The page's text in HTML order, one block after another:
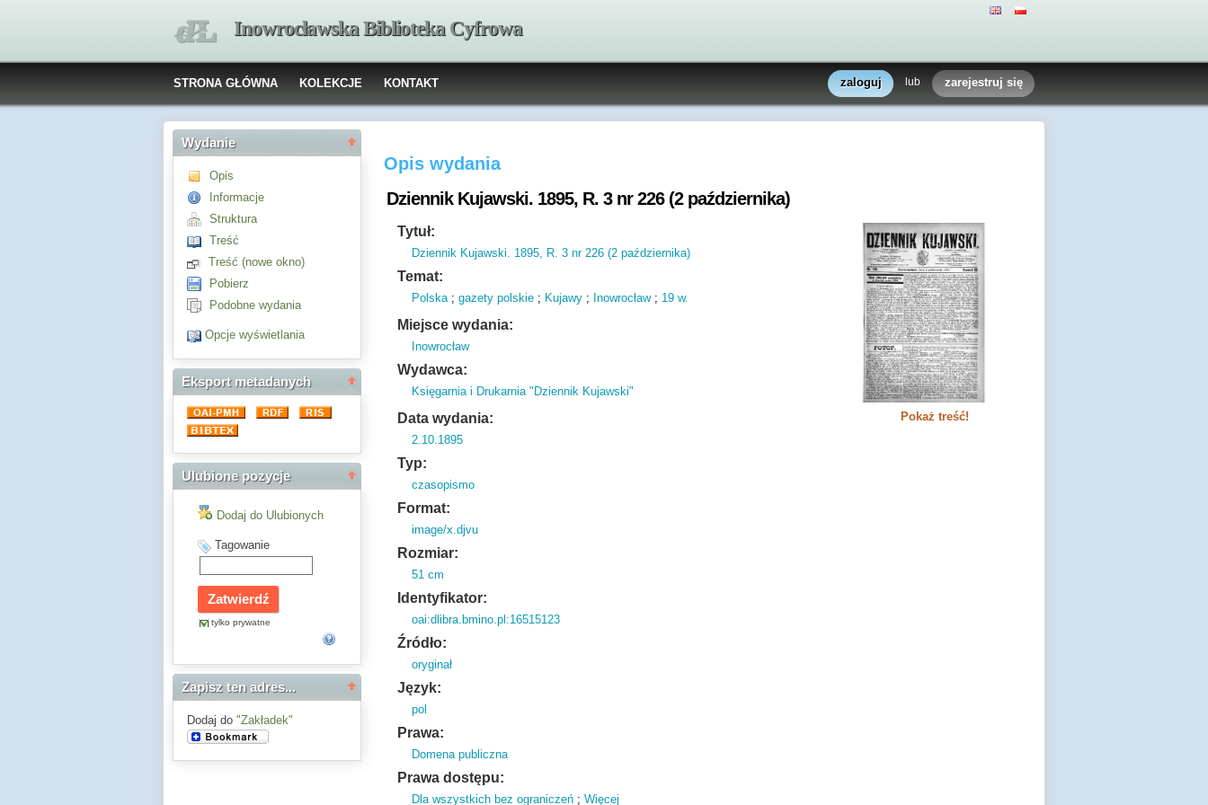
Inowrocławska Biblioteka Cyfrowa
STRONA GŁÓWNA KOLEKCJE KONTAKT zaloguj lub zarejestruj się
Wydanie
Opis
Informacje
Struktura
Treść
Treść (nowe okno)
Pobierz
Podobne wydania
Opcje wyświetlania
Eksport metadanych
Ulubione pozycje
Dodaj do Ulubionych
Tagowanie
tylko prywatne
Zapisz ten adres...
Dodaj do "Zakładek"
Opis wydania
Dziennik Kujawski. 1895, R. 3 nr 226 (2 października)
Pokaż treść!
Tytuł:
Dziennik Kujawski. 1895, R. 3 nr 226 (2 października)
Temat:
Polska;gazety polskie ; Kujawy ; Inowrocław; 19 w.
Miejsce wydania:
Inowrocław
Wydawca:
Księgarnia i Drukarnia "Dziennik Kujawski"
Data wydania:
2.10.1895
Typ:
czasopismo
Format:
image/x.djvu
Rozmiar:
51 cm
Identyfikator:
oai:dlibra.bmino.pl:16515123
Źródło:
oryginał
Język:
pol
Prawa:
Domena publiczna
Prawa dostępu:
Dla wszystkich bez ograniczeń ;Więcej